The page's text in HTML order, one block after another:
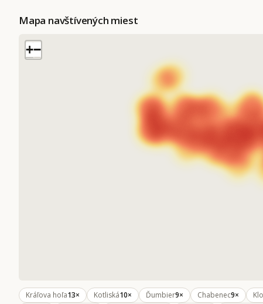
Mapa navštívených miest
+−
Kráľova hoľa13× Kotliská10× Ďumbier9× Chabenec9×